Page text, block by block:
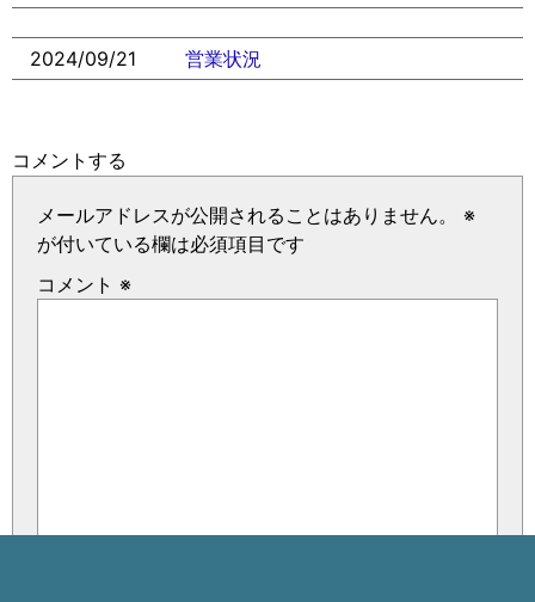
2024/09/21 営業状況
コメントする
メールアドレスが公開されることはありません。
※
が付いている欄は必須項目です
コメント ※